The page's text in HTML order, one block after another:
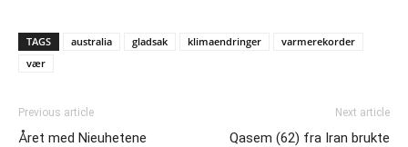
TAGS australia gladsak klimaendringer
varmerekorder
vær
Previous article
Året med Nieuhetene
Next article
Qasem (62) fra Iran brukte